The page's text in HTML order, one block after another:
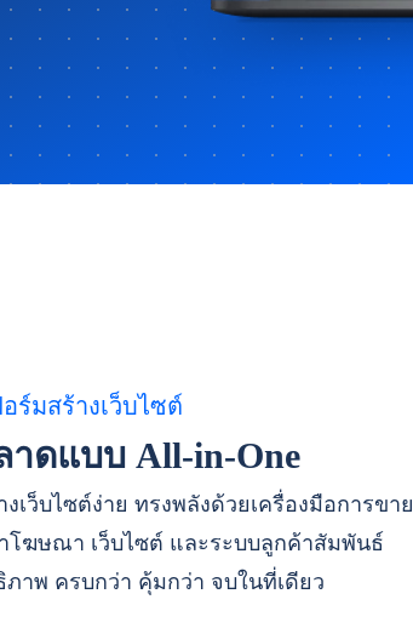
อร์มสร้างเว็บไซต์
ดแบบ All-in-One
เว็บไซต์ง่าย ทรงพลังด้วยเครื่องมือการขาย
โฆษณา เว็บไซต์ และระบบลูกค้าสัมพันธ์
าพ ครบกว่า คุ้มกว่า จบในที่เดียว